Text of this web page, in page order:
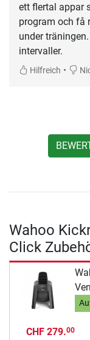
ett flertal appar
program och få
under
intervaller.
Hilfreich •
Wahoo
Click
CHF 279.00